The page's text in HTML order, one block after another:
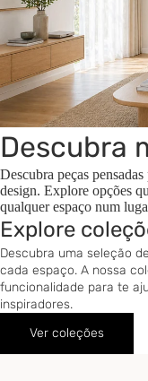
Descubra
Descubra peças
design. Explore opções
qualquer espaço num
Explore
Descubra uma seleção
cada espaço. A nossa
funcionalidade para te
inspiradores.
Ver coleções